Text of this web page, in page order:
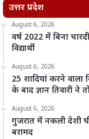
उत्तर प्रदेश
August 6, 2026
वर्ष 2022 में बिना
विद्यार्थी
August 6, 2026
25 शादियां करने
के बाद ज्ञान तिवारी ने
August 6, 2026
गुजरात में नकली देशी
बरामद